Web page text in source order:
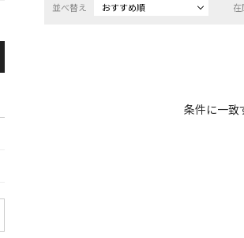
並べ替え おすすめ順
条件に一致